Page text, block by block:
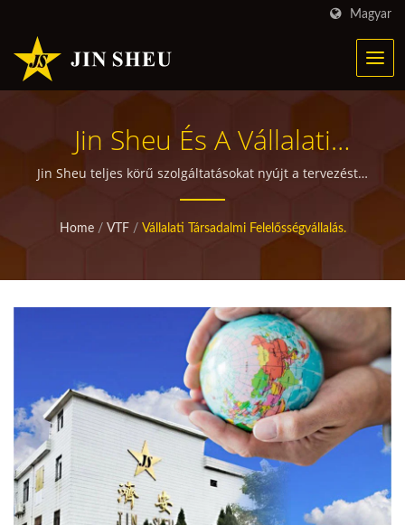
Magyar
Jin Sheu És A Vállalati
Társadalmi
Felelősségvállalás. | Egyedi
Promóciós Termékek
Gyártója Több Mint 30
Éves Tapasztalattal
Jin Sheu teljes körű szolgáltatásokat nyújt a tervezéstől
a gyártásig. | Jin Sheu testreszabott termékek vállalati
Home / VTF / Vállalati Társadalmi Felelősségvállalás.